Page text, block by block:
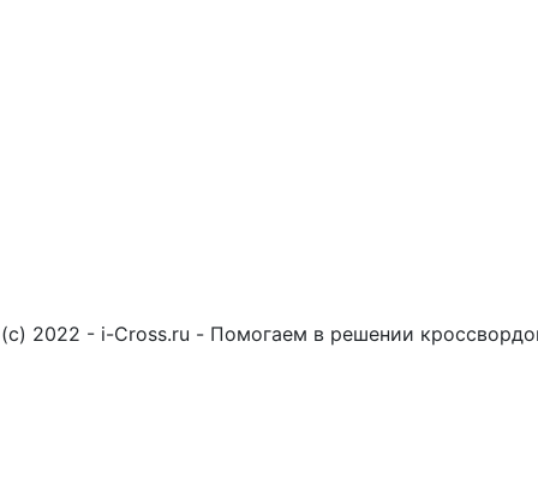
(c) 2022 - i-Cross.ru - Помогаем в решении